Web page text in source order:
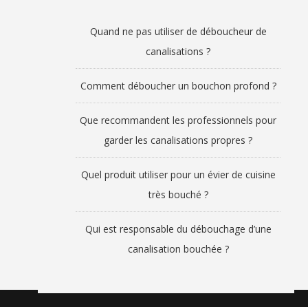
Quand ne pas utiliser de déboucheur de
canalisations ?
Comment déboucher un bouchon profond ?
Que recommandent les professionnels pour
garder les canalisations propres ?
Quel produit utiliser pour un évier de cuisine
très bouché ?
Qui est responsable du débouchage d’une
canalisation bouchée ?